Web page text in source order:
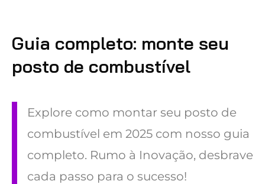
Guia completo: monte seu
posto de combustível
Explore como montar seu posto de
combustível em 2025 com nosso guia
completo. Rumo à Inovação, desbrave
cada passo para o sucesso!